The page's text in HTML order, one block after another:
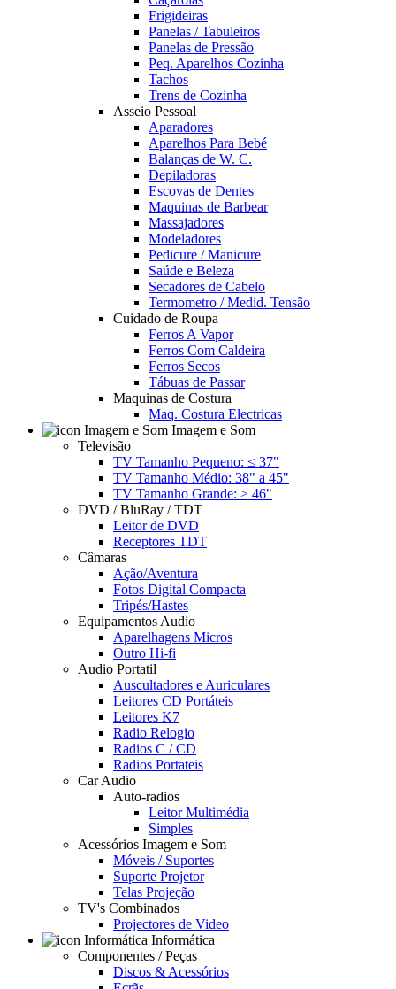
Frigideiras
Panelas / Tabuleiros
Panelas de Pressão
Peq. Aparelhos Cozinha
Tachos
Trens de Cozinha
Asseio Pessoal
Aparadores
Aparelhos Para Bebé
Balanças de W. C.
Depiladoras
Escovas de Dentes
Maquinas de Barbear
Massajadores
Modeladores
Pedicure / Manicure
Saúde e Beleza
Secadores de Cabelo
Termometro / Medid. Tensão
Cuidado de Roupa
Ferros A Vapor
Ferros Com Caldeira
Ferros Secos
Tábuas de Passar
Maquinas de Costura
Maq. Costura Electricas
Imagem e Som
Televisão
TV Tamanho Pequeno: ≤ 37"
TV Tamanho Médio: 38" a 45"
TV Tamanho Grande: ≥ 46"
DVD / BluRay / TDT
Leitor de DVD
Receptores TDT
Câmaras
Ação/Aventura
Fotos Digital Compacta
Tripés/Hastes
Equipamentos Audio
Aparelhagens Micros
Outro Hi-fi
Audio Portatil
Auscultadores e Auriculares
Leitores CD Portáteis
Leitores K7
Radio Relogio
Radios C / CD
Radios Portateis
Car Audio
Auto-radios
Leitor Multimédia
Simples
Acessórios Imagem e Som
Móveis / Suportes
Suporte Projetor
Telas Projeção
TV's Combinados
Projectores de Video
Informática
Componentes / Peças
Discos & Acessórios